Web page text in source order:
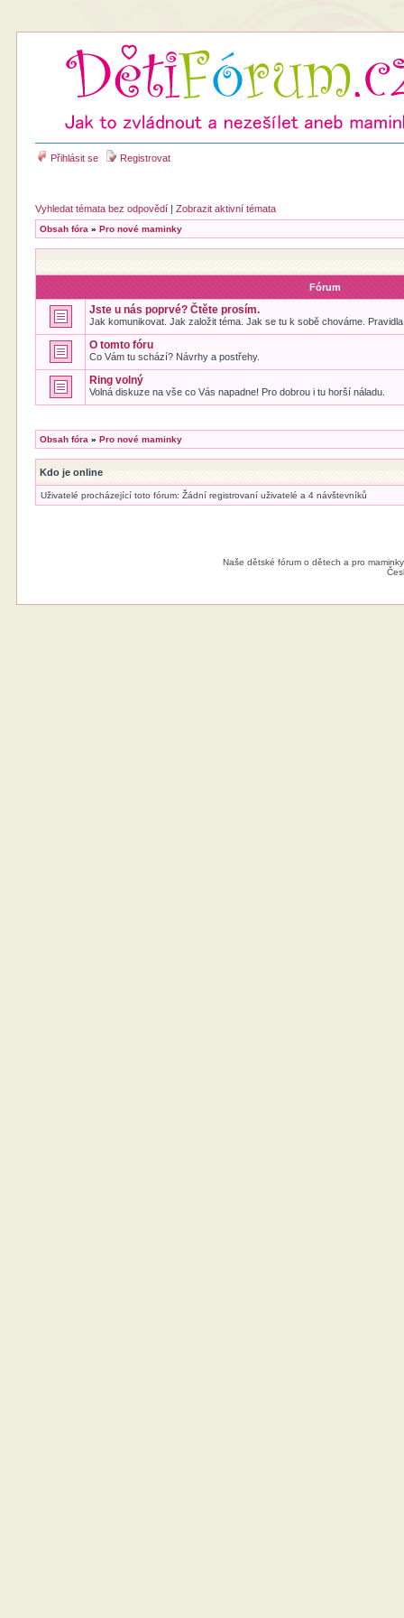
Přihlásit se Registrovat
Vyhledat témata bez odpovědí |Zobrazit aktivní témata
Obsah fóra »Pro nové maminky
Fórum
Jste u nás poprvé? Čtěte prosím.
Jak komunikovat. Jak založit téma. Jak se tu k sobě chováme.
O tomto fóru
Co Vám tu schází? Návrhy a postřehy.
Ring volný
Volná diskuze na vše co Vás napadne! Pro dobrou i tu horší náladu.
Obsah fóra »Pro nové maminky
Kdo je online
Uživatelé procházející toto fórum: Žádní registrovaní uživatelé a 4 návštevníků
Naše dětské fórum o dětech a pro